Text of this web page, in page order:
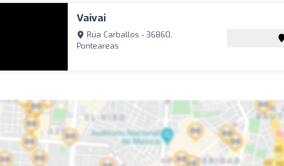
Vaivai
Rúa Carballos - 36860,
Ponteareas